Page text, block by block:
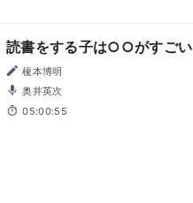
読書をする子は○○がすごい
榎本博明
奥井英次
05:00:55